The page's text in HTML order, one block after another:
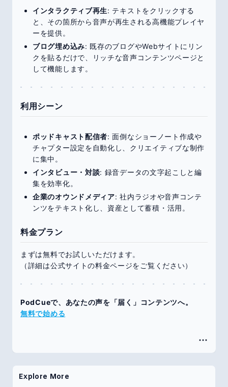
インタラクティブ再生: テキストをクリックする
と、その箇所から音声が再生される高機能プレイヤ
ーを提供。
ブログ埋め込み: 既存のブログやWebサイトにリン
クを貼るだけで、リッチな音声コンテンツページと
して機能します。
利用シーン
ポッドキャスト配信者: 面倒なショーノート作成や
チャプター設定を自動化し、クリエイティブな制作
に集中。
インタビュー・対談: 録音データの文字起こしと編
集を効率化。
企業のオウンドメディア: 社内ラジオや音声コンテ
ンツをテキスト化し、資産として蓄積・活用。
料金プラン
まずは無料でお試しいただけます。
（詳細は公式サイトの料金ページをご覧ください）
PodCueで、あなたの声を「届く」コンテンツへ。
無料で始める
Explore More